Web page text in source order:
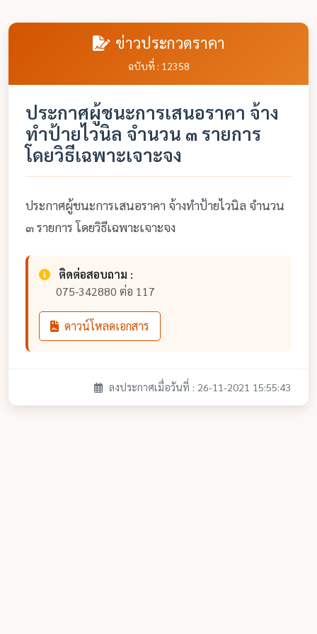
ข่าวประกวดราคา
ฉบับที่ : 12358
ประกาศผู้ชนะการเสนอราคา จ้าง
ทำป้ายไวนิล จำนวน ๓ รายการ
โดยวิธีเฉพาะเจาะจง
ประกาศผู้ชนะการเสนอราคา จ้างทำป้ายไวนิล จำนวน
๓ รายการ โดยวิธีเฉพาะเจาะจง
ติดต่อสอบถาม :
075-342880 ต่อ 117
ดาวน์โหลดเอกสาร
ลงประกาศเมื่อวันที่ : 26-11-2021 15:55:43